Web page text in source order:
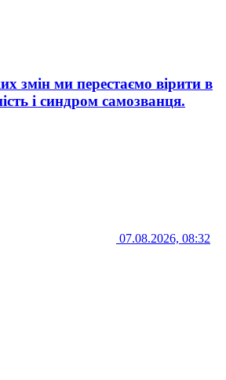
змін ми перестаємо вірити в
і синдром самозванця.
07.08.2026, 08:32